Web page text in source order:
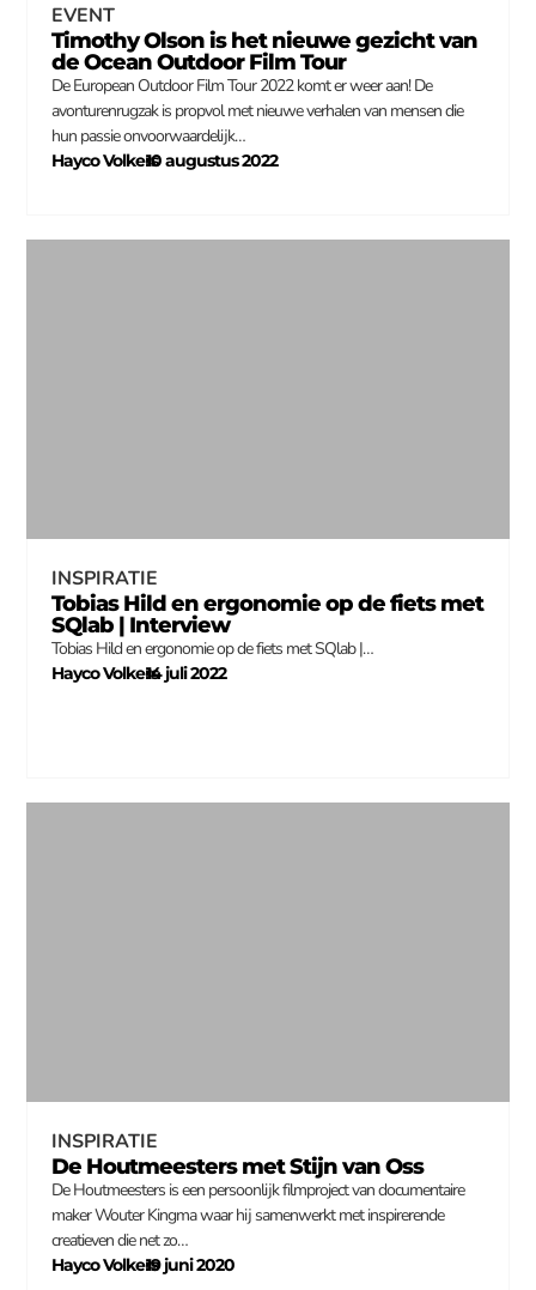
EVENT
Timothy Olson is het nieuwe gezicht van
de Ocean Outdoor Film Tour
De European Outdoor Film Tour 2022 komt er weer aan! De
avonturenrugzak is propvol met nieuwe verhalen van mensen die
hun passie onvoorwaardelijk…
Hayco Volkers
–
10 augustus 2022
INSPIRATIE
Tobias Hild en ergonomie op de fiets met
SQlab | Interview
Tobias Hild en ergonomie op de fiets met SQlab |…
Hayco Volkers
–
14 juli 2022
INSPIRATIE
De Houtmeesters met Stijn van Oss
De Houtmeesters is een persoonlijk filmproject van documentaire
maker Wouter Kingma waar hij samenwerkt met inspirerende
creatieven die net zo…
Hayco Volkers
–
19 juni 2020